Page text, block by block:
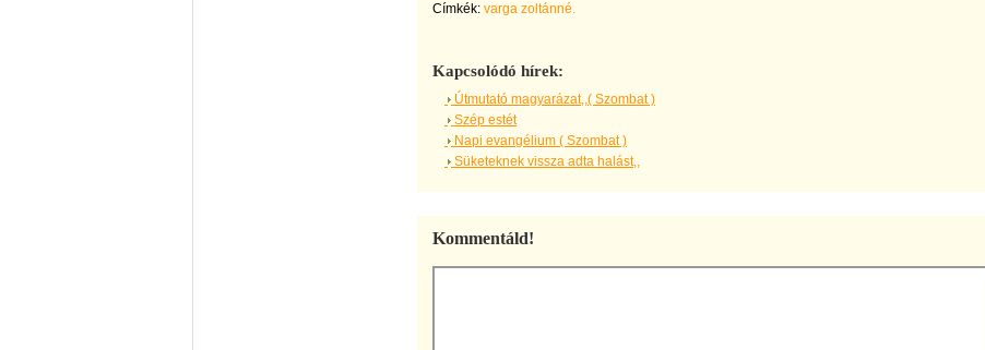
Címkék: varga zoltánné.
Kapcsolódó hírek:
Útmutató magyarázat,,( Szombat )
Szép estét
Napi evangélium ( Szombat )
Süketeknek vissza adta halást,,
Kommentáld!